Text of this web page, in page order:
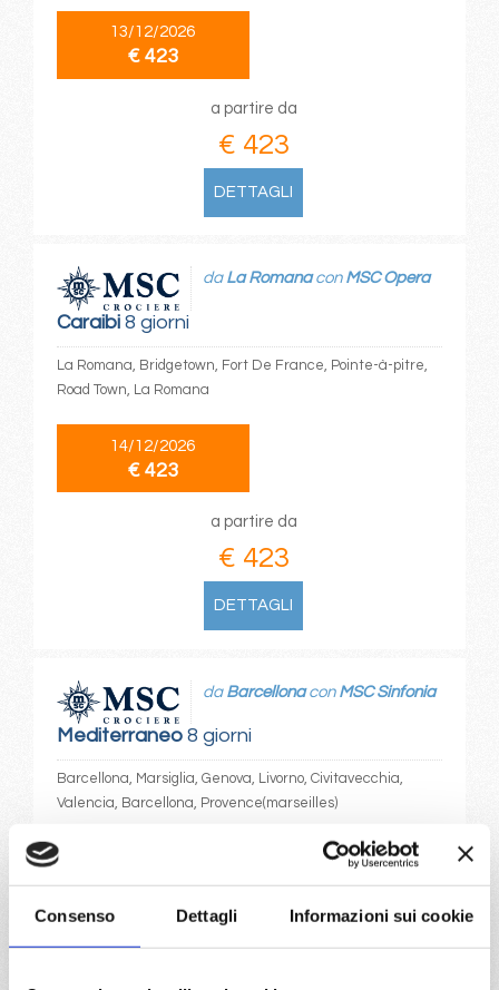
Consenso Dettagli Informazioni sui cookie
13/12/2026
€ 423
a partire da
€ 423
DETTAGLI
Caraibi8 giorni
da La Romanacon MSC Opera
La Romana, Bridgetown, Fort De France, Pointe-à-pitre,
Road Town, La Romana
14/12/2026
€ 423
a partire da
€ 423
DETTAGLI
Mediterraneo8 giorni
da Barcellonacon MSC Sinfonia
Barcellona, Marsiglia, Genova, Livorno, Civitavecchia,
Valencia, Barcellona, Provence(marseilles)
€ 423